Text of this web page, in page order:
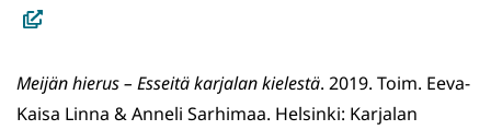
toiseen
palveluun)
Meijän hierus – Esseitä karjalan kielestä. 2019. Toim. Eeva-
Kaisa Linna & Anneli Sarhimaa. Helsinki: Karjalan